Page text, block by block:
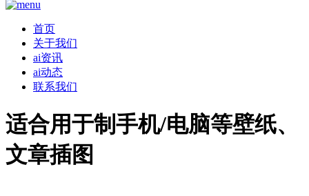
首页
关于我们
ai资讯
ai动态
联系我们
适合用于制手机/电脑等壁纸、
文章插图